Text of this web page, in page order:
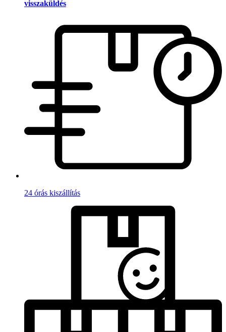
visszaküldés
24 órás kiszállítás